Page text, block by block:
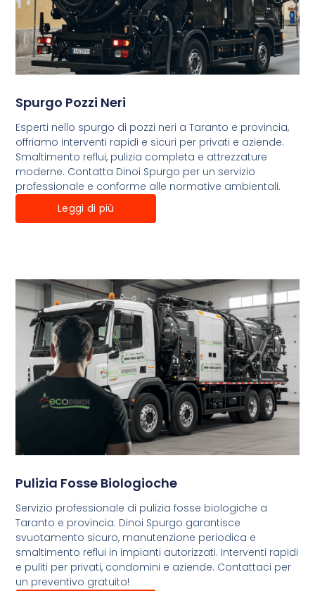
Spurgo Pozzi Neri
Esperti nello spurgo di pozzi neri a Taranto e provincia,
offriamo interventi rapidi e sicuri per privati e aziende.
Smaltimento reflui, pulizia completa e attrezzature
moderne. Contatta Dinoi Spurgo per un servizio
professionale e conforme alle normative ambientali.
Leggi di più
Pulizia Fosse Biologioche
Servizio professionale di pulizia fosse biologiche a
Taranto e provincia. Dinoi Spurgo garantisce
svuotamento sicuro, manutenzione periodica e
smaltimento reflui in impianti autorizzati. Interventi rapidi
e puliti per privati, condomini e aziende. Contattaci per
un preventivo gratuito!